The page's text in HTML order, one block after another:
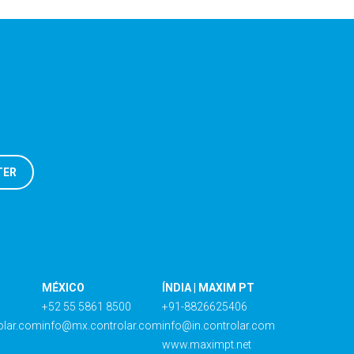
MÉXICO
+52 55 5861 8500
info@mx.controlar.com
ÍNDIA | MAXIM PT
+91-8826625406
info@in.controlar.com
www.maximpt.net